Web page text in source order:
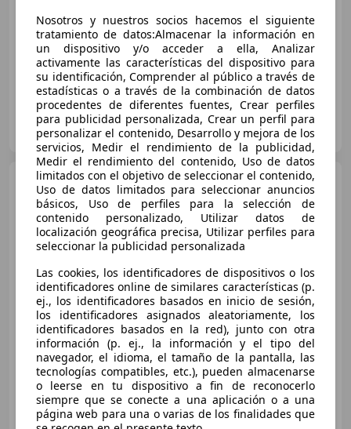
Precio
09/2012 258.000 km Diésel 66 kW (90 CV)
Particular
ES-28035 Madrid
Skoda Fabia 1.0 TSI Style
70kW
€ 11.000
Buen precio
02/2021 77.000 km Gasolina 70 kW (95 CV)
Nosotros y nuestros socios hacemos el siguiente
tratamiento de datos:Almacenar la información en
un dispositivo y/o acceder a ella, Analizar
activamente las características del dispositivo para
su identificación, Comprender al público a través de
estadísticas o a través de la combinación de datos
procedentes de diferentes fuentes, Crear perfiles
para publicidad personalizada, Crear un perfil para
personalizar el contenido, Desarrollo y mejora de los
servicios, Medir el rendimiento de la publicidad,
Medir el rendimiento del contenido, Uso de datos
limitados con el objetivo de seleccionar el contenido,
Uso de datos limitados para seleccionar anuncios
básicos, Uso de perfiles para la selección de
contenido personalizado, Utilizar datos de
localización geográfica precisa, Utilizar perfiles para
seleccionar la publicidad personalizada
Las cookies, los identificadores de dispositivos o los
identificadores online de similares características (p.
ej., los identificadores basados en inicio de sesión,
los identificadores asignados aleatoriamente, los
identificadores basados en la red), junto con otra
información (p. ej., la información y el tipo del
navegador, el idioma, el tamaño de la pantalla, las
tecnologías compatibles, etc.), pueden almacenarse
o leerse en tu dispositivo a fin de reconocerlo
siempre que se conecte a una aplicación o a una
página web para una o varias de los finalidades que